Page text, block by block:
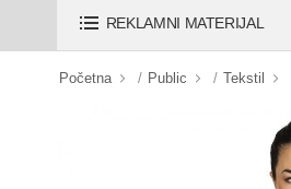
REKLAMNI MATERIJAL
Početna Public Tekstil